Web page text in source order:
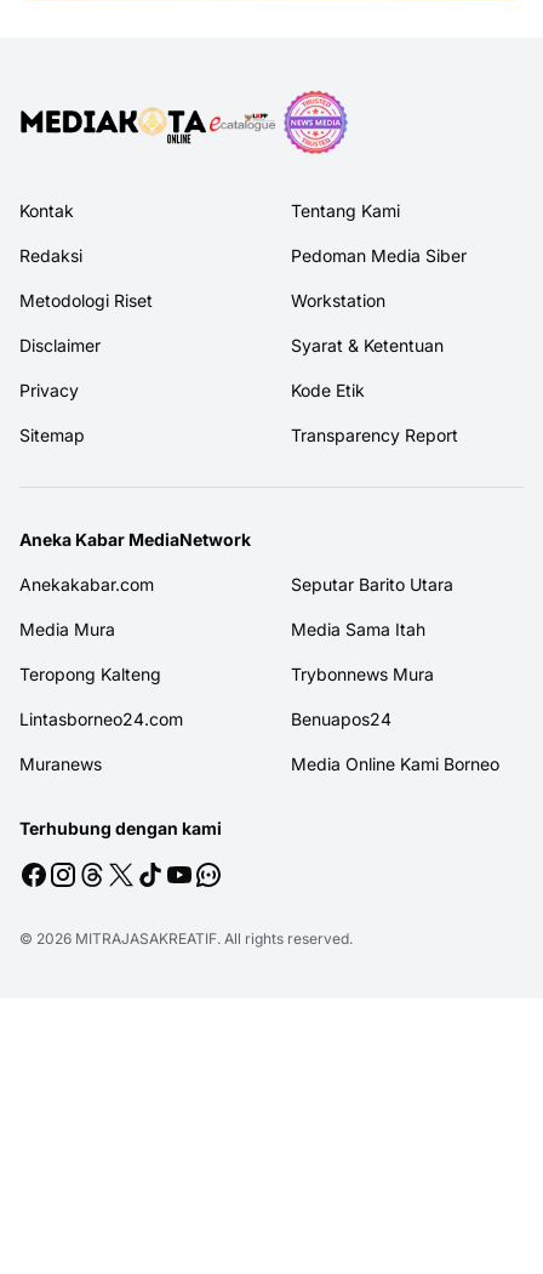
Kontak Tentang Kami
Redaksi Pedoman Media Siber
Metodologi Riset Workstation
Disclaimer Syarat & Ketentuan
Privacy Kode Etik
Sitemap Transparency Report
Aneka Kabar MediaNetwork
Anekakabar.com Seputar Barito Utara
Media Mura Media Sama Itah
Teropong Kalteng Trybonnews Mura
Lintasborneo24.com Benuapos24
Muranews Media Online Kami Borneo
Terhubung dengan kami
© 2026 MITRAJASAKREATIF. All rights reserved.